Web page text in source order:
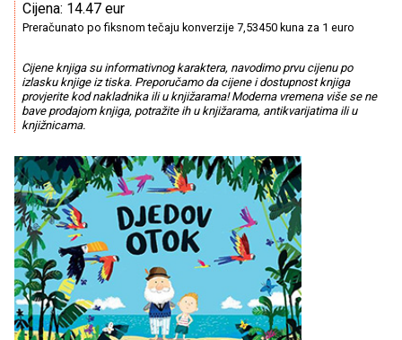
Cijena: 14.47 eur
Preračunato po fiksnom tečaju konverzije 7,53450 kuna za 1 euro
Cijene knjiga su informativnog karaktera, navodimo prvu cijenu po
izlasku knjige iz tiska. Preporučamo da cijene i dostupnost knjiga
provjerite kod nakladnika ili u knjižarama! Moderna vremena više se ne
bave prodajom knjiga, potražite ih u knjižarama, antikvarijatima ili u
knjižnicama.